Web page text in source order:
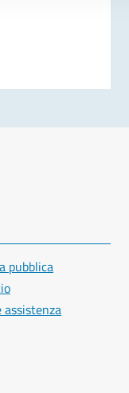
pubblica
assistenza